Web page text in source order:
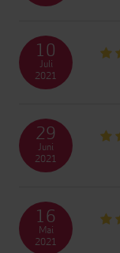
10
Juli
2021
29
Juni
2021
16
Mai
2021